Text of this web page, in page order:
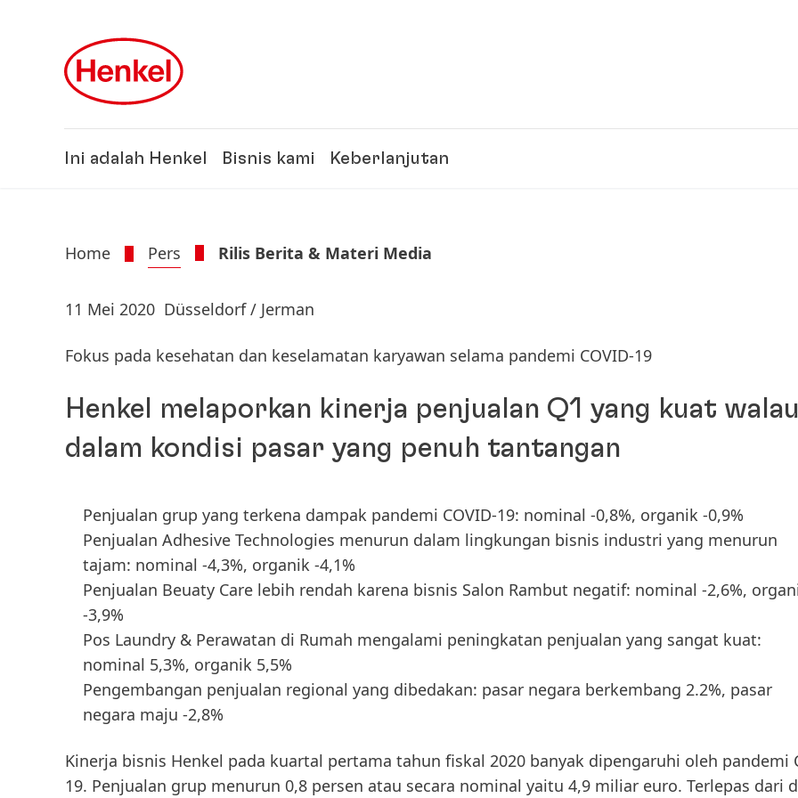
Ini adalah Henkel Bisnis kami Keberlanjutan
Home Pers Rilis Berita & Materi Media
11 Mei 2020 Düsseldorf / Jerman
Fokus pada kesehatan dan keselamatan karyawan selama pandemi COVID-19
Henkel melaporkan kinerja penjualan Q1 yang kuat
dalam kondisi pasar yang penuh tantangan
Penjualan grup yang terkena dampak pandemi COVID-19: nominal -0,8%, organik -0,9%
Penjualan Adhesive Technologies menurun dalam lingkungan bisnis industri yang menurun
tajam: nominal -4,3%, organik -4,1%
Penjualan Beuaty Care lebih rendah karena bisnis Salon Rambut negatif: nominal -2,6%,
-3,9%
Pos Laundry & Perawatan di Rumah mengalami peningkatan penjualan yang sangat kuat:
nominal 5,3%, organik 5,5%
Pengembangan penjualan regional yang dibedakan: pasar negara berkembang 2.2%, pasar
negara maju -2,8%
Kinerja bisnis Henkel pada kuartal pertama tahun fiskal 2020 banyak dipengaruhi oleh pandemi
19. Penjualan grup menurun 0,8 persen atau secara nominal yaitu 4,9 miliar euro. Terlepas dari